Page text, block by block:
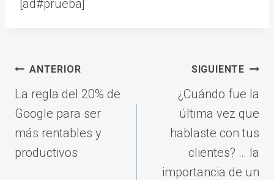
[ad#prueba]
Navegación
de
entradas
ANTERIOR
La regla del 20% de
Google para ser
más rentables y
productivos
SIGUIENTE
¿Cuándo fue la
última vez que
hablaste con tus
clientes? … la
importancia de un